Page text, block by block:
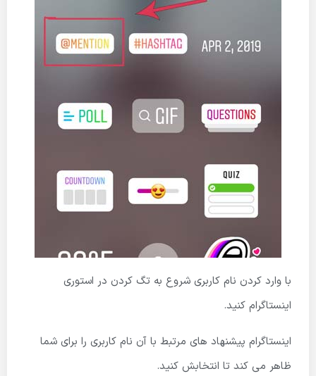
با وارد کردن نام کاربری شروع به تگ کردن در استوری
اینستاگرام کنید.
اینستاگرام پیشنهاد های مرتبط با آن نام کاربری را برای شما
ظاهر می کند تا انتخابش کنید.